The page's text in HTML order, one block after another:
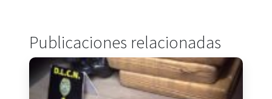
Publicaciones relacionadas